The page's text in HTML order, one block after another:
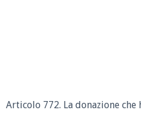
Articolo 772. La donazione